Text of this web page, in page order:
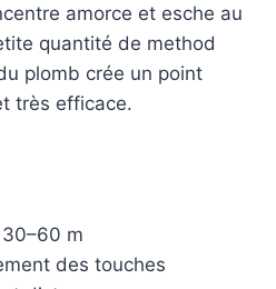
amorce et esche au
quantité de method
plomb crée un point
très efficace.
m
des touches